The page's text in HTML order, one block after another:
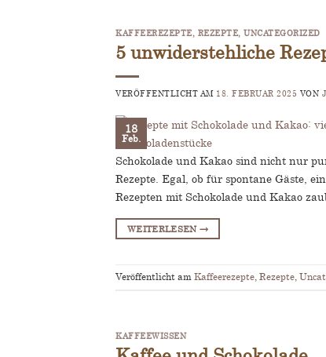
KAFFEEREZEPTE, REZEPTE,UNCATEGORIZED
5 unwiderstehliche
VERÖFFENTLICHT AM 18. FEBRUAR 2025 VON
18
Feb.
Schokolade und Kakao sind nicht nur
Rezepte. Egal, ob für spontane Gäste,
Rezepten mit Schokolade und Kakao
WEITERLESEN →
Veröffentlicht am Kaffeerezepte Rezepte
KAFFEEWISSEN